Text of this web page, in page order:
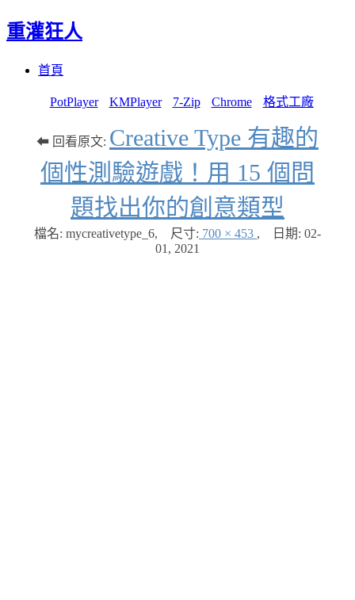
重灌狂人
首頁
PotPlayer KMPlayer 7-Zip Chrome 格式工廠
⬅ 回看原文: Creative Type 有趣的
個性測驗遊戲！用 15 個問
題找出你的創意類型
檔名: mycreativetype_6, 尺寸: 700 × 453 , 日期: 02-
01, 2021